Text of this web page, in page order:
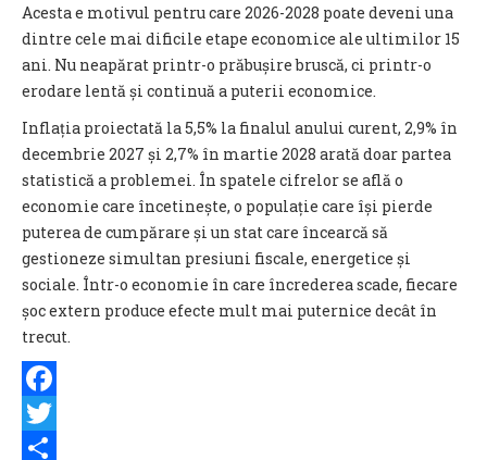
Acesta e motivul pentru care 2026-2028 poate deveni una
dintre cele mai dificile etape economice ale ultimilor 15
ani. Nu neapărat printr-o prăbușire bruscă, ci printr-o
erodare lentă și continuă a puterii economice.
Inflația proiectată la 5,5% la finalul anului curent, 2,9% în
decembrie 2027 și 2,7% în martie 2028 arată doar partea
statistică a problemei. În spatele cifrelor se află o
economie care încetinește, o populație care își pierde
puterea de cumpărare și un stat care încearcă să
gestioneze simultan presiuni fiscale, energetice și
sociale. Într-o economie în care încrederea scade, fiecare
șoc extern produce efecte mult mai puternice decât în
trecut.
Facebook
Twitter